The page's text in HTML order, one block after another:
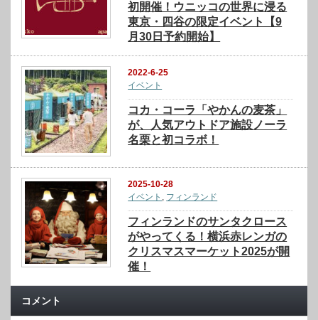
初開催！ウニッコの世界に浸る
東京・四谷の限定イベント【9
月30日予約開始】
2022-6-25
イベント
コカ・コーラ「やかんの麦茶」
が、人気アウトドア施設ノーラ
名栗と初コラボ！
2025-10-28
イベント , フィンランド
フィンランドのサンタクロース
がやってくる！横浜赤レンガの
クリスマスマーケット2025が開
催！
コメント